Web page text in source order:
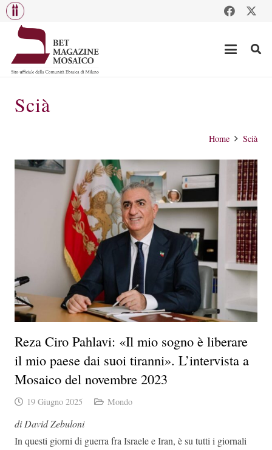
Scià
Home Scià
Reza Ciro Pahlavi: «Il mio sogno è liberare
il mio paese dai suoi tiranni». L’intervista a
Mosaico del novembre 2023
19 Giugno 2025 Mondo
di David Zebuloni
In questi giorni di guerra fra Israele e Iran, è su tutti i giornali